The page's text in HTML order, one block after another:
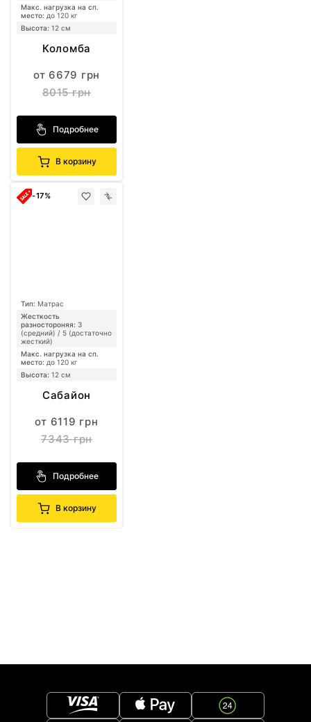
Макс. нагрузка на сп.
место: до 120 кг
Высота: 12 см
Коломба
от 6679 грн
8015 грн
Подробнее
В корзину
-17%
Тип: Матрас
Жесткость
разностороняя: 3
(средний) / 5 (достаточно
жесткий)
Макс. нагрузка на сп.
место: до 120 кг
Высота: 12 см
Сабайон
от 6119 грн
7343 грн
Подробнее
В корзину